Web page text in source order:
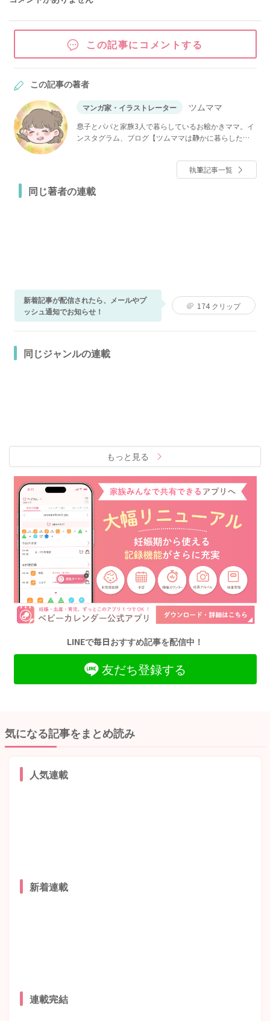
この記事にコメントする
この記事の著者
マンガ家・イラストレーター ツムママ
息子とパパと家族3人で暮らしているお絵かきママ。イ
ンスタグラム、ブログ【ツムママは静かに暮らした
執筆記事一覧
同じ著者の連載
新着記事が配信されたら、メールやプ
ッシュ通知でお知らせ！
174 クリップ
同じジャンルの連載
もっと見る
LINEで毎日おすすめ記事を配信中！
友だち登録する
気になる記事をまとめ読み
人気連載
新着連載
連載完結